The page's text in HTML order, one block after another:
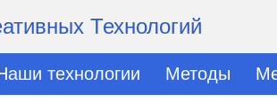
Технологий
технологии Методы